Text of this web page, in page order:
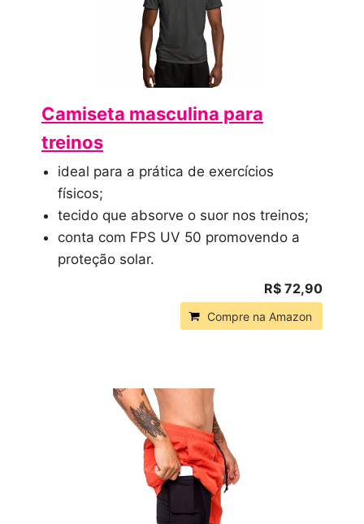
Camiseta masculina para
treinos
ideal para a prática de exercícios
físicos;
tecido que absorve o suor nos treinos;
conta com FPS UV 50 promovendo a
proteção solar.
R$ 72,90
Compre na Amazon